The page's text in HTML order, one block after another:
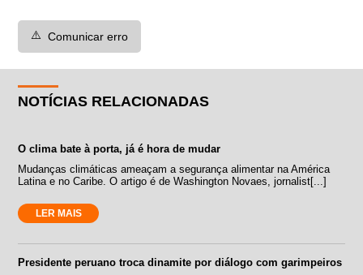
⚠️ Comunicar erro
NOTÍCIAS RELACIONADAS
O clima bate à porta, já é hora de mudar
Mudanças climáticas ameaçam a segurança alimentar na América
Latina e no Caribe. O artigo é de Washington Novaes, jornalist[...]
LER MAIS
Presidente peruano troca dinamite por diálogo com garimpeiros